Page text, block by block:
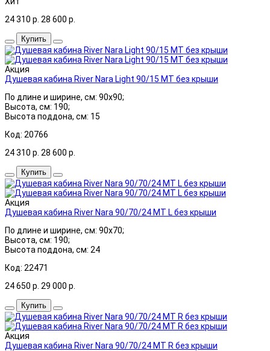
24 310 р. 28 600 р.
Купить
Акция
Душевая кабина River Nara Light 90/15 МТ без крыши
По длине и ширине, см: 90x90;
Высота, см: 190;
Высота поддона, см: 15
Код: 20766
24 310 р. 28 600 р.
Купить
Акция
Душевая кабина River Nara 90/70/24 МТ L без крыши
По длине и ширине, см: 90x70;
Высота, см: 190;
Высота поддона, см: 24
Код: 22471
24 650 р. 29 000 р.
Купить
Акция
Душевая кабина River Nara 90/70/24 МТ R без крыши